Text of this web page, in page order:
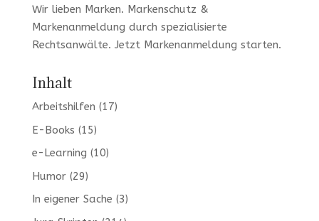
Wir lieben Marken. Markenschutz &
Markenanmeldung durch spezialisierte
Rechtsanwälte. Jetzt Markenanmeldung starten.
Inhalt
Arbeitshilfen (17)
E-Books (15)
e-Learning (10)
Humor(29)
In eigener Sache (3)